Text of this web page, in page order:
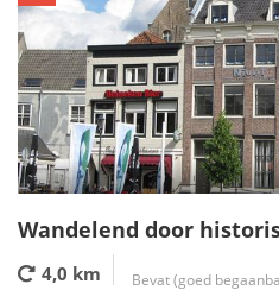
Wandelend door
4,0 km Bevat (goed